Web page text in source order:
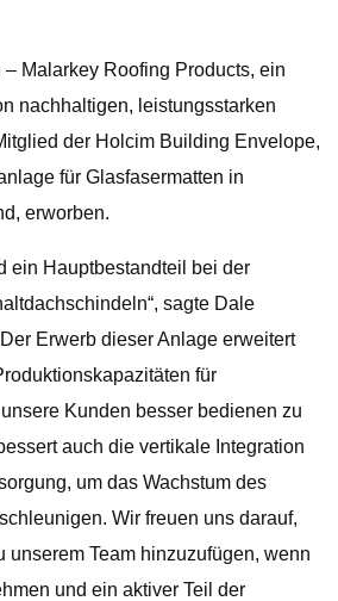
Malarkey Roofing Products, ein
nachhaltigen, leistungsstarken
der Holcim Building Envelope,
für Glasfasermatten in
erworben.
ein Hauptbestandteil bei der
sagte Dale
Erwerb dieser Anlage erweitert
für
Kunden besser bedienen zu
auch die vertikale Integration
um das Wachstum des
Wir freuen uns darauf,
unserem Team hinzuzufügen, wenn
und ein aktiver Teil der